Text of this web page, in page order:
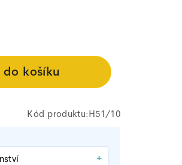
H51/10
+